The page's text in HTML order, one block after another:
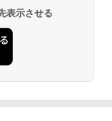
表示させる